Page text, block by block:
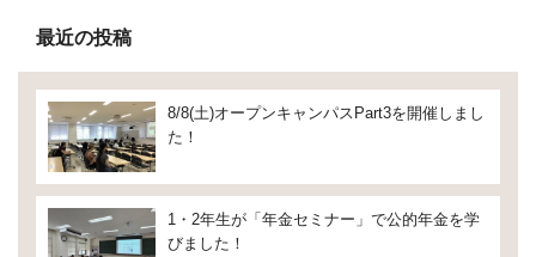
最近の投稿
8/8(土)オープンキャンパスPart3を開催しまし
た！
1・2年生が「年金セミナー」で公的年金を学
びました！